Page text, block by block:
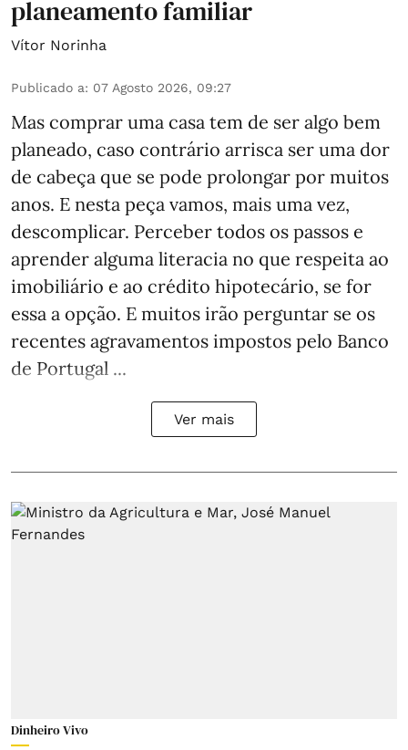
planeamento familiar
Vítor Norinha
Publicado a: 07 Agosto 2026, 09:27
Mas comprar uma casa tem de ser algo bem
planeado, caso contrário arrisca ser uma dor
de cabeça que se pode prolongar por muitos
anos. E nesta peça vamos, mais uma vez,
descomplicar. Perceber todos os passos e
aprender alguma literacia no que respeita ao
imobiliário e ao crédito hipotecário, se for
essa a opção. E muitos irão perguntar se os
recentes agravamentos impostos pelo Banco
de Portugal ...
Ver mais
Dinheiro Vivo